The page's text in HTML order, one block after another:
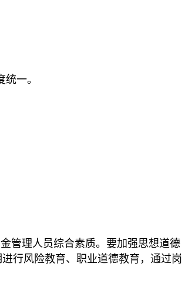
一。
管理人员综合素质。要加强思想道德
行风险教育、职业道德教育，通过岗